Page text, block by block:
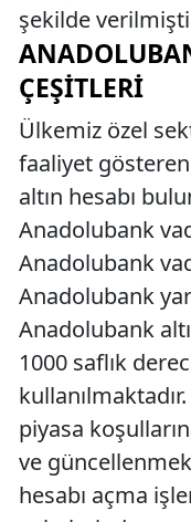
şekilde
ÇEŞITLERI
Ülkemiz özel
faaliyet
altın hesabı
Anadolubank
Anadolubank
Anadolubank
Anadolubank
1000 saflık
piyasa
ve
hesabı açma